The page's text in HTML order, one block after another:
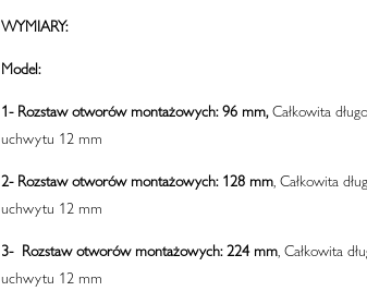
WYMIARY:
Model:
1- Rozstaw otworów montażowych: 96 mm,Całkowita
uchwytu 12 mm
2- Rozstaw otworów montażowych: 128 mm, Całkowita
uchwytu 12 mm
3- Rozstaw otworów montażowych: 224 mm, Całkowita
uchwytu 12 mm